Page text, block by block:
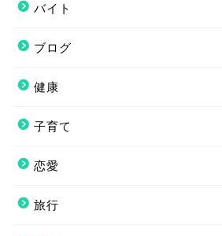
バイト
ブログ
健康
子育て
恋愛
旅行